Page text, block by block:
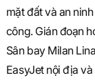
u
mặt đất và an
công. Gián đoạn
Sân bay Milan
EasyJet nội địa